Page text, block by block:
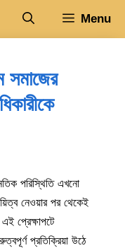
Menu
সমাজের
পরিস্থিতি এখনো
নেওয়ার পর থেকেই
প্রেক্ষাপটে
প্রতিক্রিয়া উঠে